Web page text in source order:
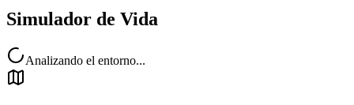
Simulador de Vida
Analizando el entorno...